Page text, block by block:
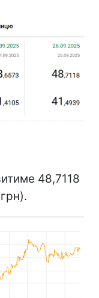
48,7118